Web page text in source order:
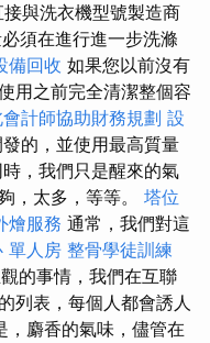
與洗衣機型號製造商
須在進行進一步洗滌
備回收 如果您以前沒有
用之前完全清潔整個容
計師協助財務規劃 設
的，並使用最高質量
，我們只是醒來的氣
，太多，等等。 塔位
燴服務 通常，我們對這
單人房 整骨學徒訓練
的事情，我們在互聯
列表，每個人都會誘人
，麝香的氣味，儘管在